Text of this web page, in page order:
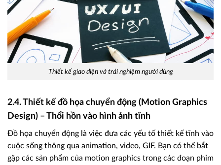
Thiết kế giao diện và trải nghiệm người dùng
2.4. Thiết kế đồ họa chuyển động (Motion Graphics
Design) – Thổi hồn vào hình ảnh tĩnh
Đồ họa chuyển động là việc đưa các yếu tố thiết kế tĩnh vào
cuộc sống thông qua animation, video, GIF. Bạn có thể bắt
gặp các sản phẩm của motion graphics trong các đoạn phim